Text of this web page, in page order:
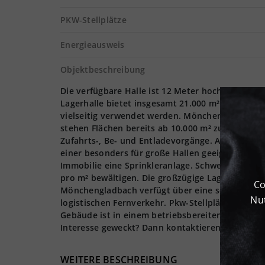
PKW-Stellplätze
Energieausweis
Objektbeschreibung
Die verfügbare Halle ist 12 Meter hoch. Alle
Lagerhalle bietet insgesamt 21.000 m²
vielseitig verwendet werden.
stehen Flächen bereits ab 10.000 m² zur
Zufahrts-, Be- und Entladevorgänge.
einer besonders für große Hallen geeigneten
Immobilie eine Sprinkleranlage. Schwere
pro m² bewältigen. Die großzügige Lagerhalle
Mönchengladbach verfügt über eine sehr gute
logistischen Fernverkehr. Pkw-Stellplätze
Gebäude ist in einem betriebsbereiten
Interesse geweckt? Dann kontaktieren Sie uns
WEITERE BESCHREIBUNG